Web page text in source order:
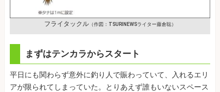
フライタックル（作図：TSURINEWSライター藤倉聡）
まずはテンカラからスタート
平日にも関わらず意外に釣り人で賑わっていて、入れるエリ
アが限られてしまっていた。とりあえず誰もいないスペース